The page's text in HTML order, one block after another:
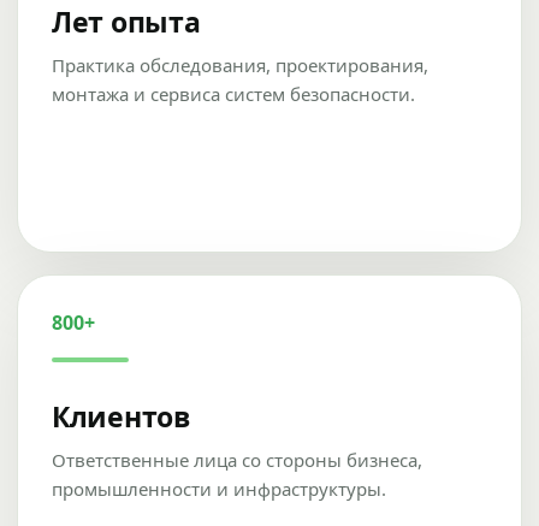
Лет опыта
Практика обследования, проектирования,
монтажа и сервиса систем безопасности.
800+
Клиентов
Ответственные лица со стороны бизнеса,
промышленности и инфраструктуры.